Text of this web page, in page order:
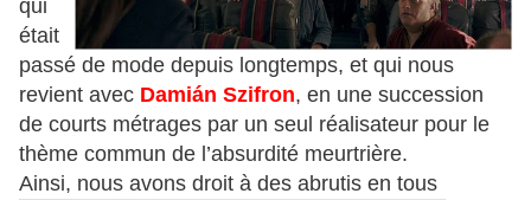
qui
était
passé de mode depuis longtemps, et qui nous
revient avec Damián Szifron, en une succession
de courts métrages par un seul réalisateur pour le
thème commun de l’absurdité meurtrière.
Ainsi, nous avons droit à des abrutis en tous